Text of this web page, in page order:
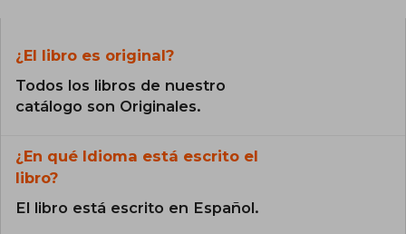
¿El libro es original?
Todos los libros de nuestro
catálogo son Originales.
¿En qué Idioma está escrito el
libro?
El libro está escrito en Español.